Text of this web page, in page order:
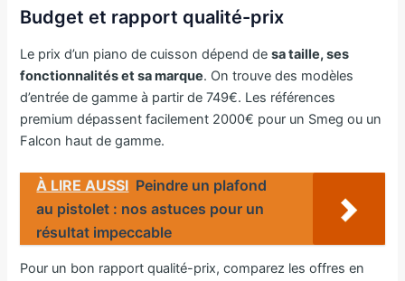
Budget et rapport qualité-prix
Le prix d’un piano de cuisson dépend desa taille, ses
fonctionnalités et sa marque. On trouve des modèles
d’entrée de gamme à partir de 749€. Les références
premium dépassent facilement 2000€ pour un Smeg ou un
Falcon haut de gamme.
À LIRE AUSSI Peindre un plafond
au pistolet : nos astuces pour un
résultat impeccable
Pour un bon rapport qualité-prix, comparez les offres en